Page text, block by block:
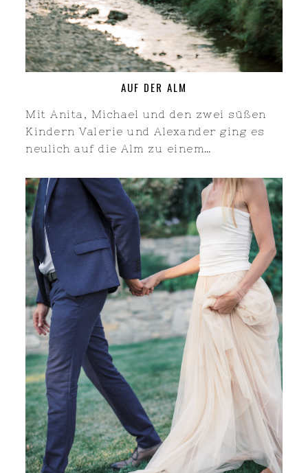
AUF DER ALM
Mit Anita, Michael und den zwei süßen
Kindern Valerie und Alexander ging es
neulich auf die Alm zu einem…